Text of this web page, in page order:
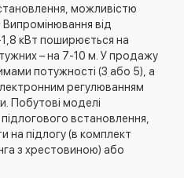
можливістю
від
1,8 кВт поширюється на
– на 7-10 м. У продажу
потужності (3 або 5), а
регулюванням
Побутові моделі
встановлення,
на підлогу (в комплект
з хрестовиною) або